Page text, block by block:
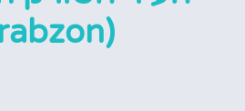
(Trabzon)